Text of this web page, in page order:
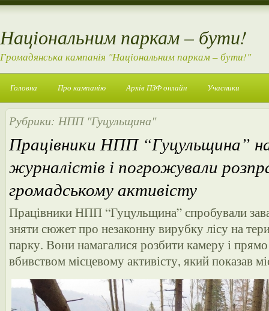
Національним паркам – бути!
Громадянська кампанія "Національним паркам – бути!"
Головна Про кампанію Архів ПЗФ онлайн Учасники
Рубрики: НПП "Гуцульщина"
Працівники НПП “Гуцульщина”
журналістів і погрожували
громадському активісту
Працівники НПП “Гуцульщина” спробували
зняти сюжет про незаконну вирубку лісу на
парку. Вони намагалися розбити камеру і
вбивством місцевому активісту, який показав